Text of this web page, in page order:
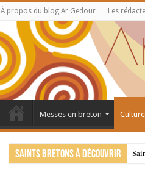
À propos du blog Ar Gedour Les
Messes en breton
Saints bretons à découvrir